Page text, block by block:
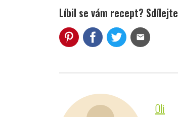
Líbil se vám recept? Sdílejte
mail
Oli